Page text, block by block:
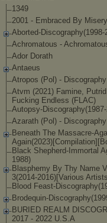
1349
2001 - Embraced By
Aborted-Discography(1998-
Achromatous -
Ador Dorath
Antaeus
Atropos (Pol) - Discography
Atvm (2021) Famine, Putrid
Fucking Endless (FLAC)
Autopsy-Discography(19
Azarath (Pol) - Discography
Beneath The Massacre-Ag
Again(2023)[Compilatio
Black Shepherd-Immortal
1988)
Blasphemy By Thy Name
3(2014-2016)[Various
Blood Feast-Disco
Brodequin-Discography(
BURIED REALM
2017 - 2022 U.S.A